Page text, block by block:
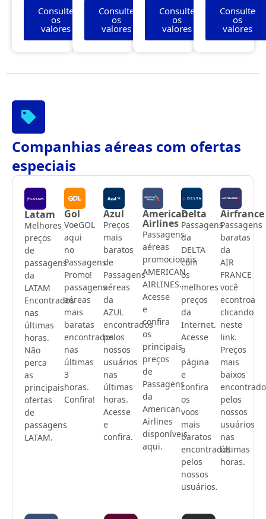
Consulte
os
valores
Consulte
os
valores
Consulte
os
valores
Consulte
os
valores
Companhias aéreas com ofertas
especiais
Latam
Melhores
preços
de
passagens
da
LATAM
Encontrados
nas
últimas
horas.
Não
perca
as
principais
ofertas
de
passagens
LATAM.
Gol
VoeGOL
aqui
no
Passagens
Promo!
passagens
aéreas
mais
baratas
encontrados
nas
últimas
3
horas.
Confira!
Azul
Preços
mais
baratos
de
Passagens
aéreas
da
AZUL
encontrados
pelos
nossos
usuários
nas
últimas
horas.
Acesse
e
confira.
American
Airlines
Passagens
aéreas
promocionais
AMERICAN
AIRLINES.
Acesse
e
confira
os
principais
preços
de
Passagens
da
American
Airlines
disponíveis
aqui.
Delta
Passagens
da
DELTA
com
os
melhores
preços
da
Internet.
Acesse
a
página
e
confira
os
voos
mais
baratos
encontrados
pelos
nossos
usuários.
Airfrance
Passagens
baratas
da
AIR
FRANCE
você
econtroa
clicando
neste
link.
Preços
mais
baixos
pelos
nossos
usuários
nas
últimas
horas.